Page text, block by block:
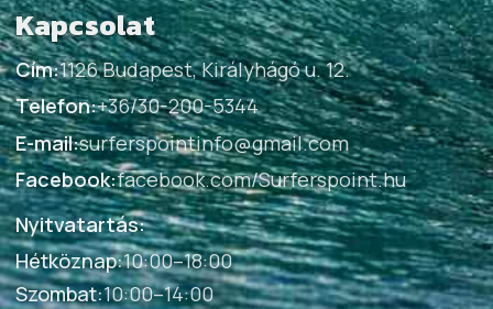
Kapcsolat
Cím:1126 Budapest, Királyhágó u. 12.
Telefon:+36/30-200-5344
E-mail:surferspointinfo@gmail.com
Facebook:facebook.com/Surferspoint.hu
Nyitvatartás:
Hétköznap:10:00–18:00
Szombat:10:00–14:00